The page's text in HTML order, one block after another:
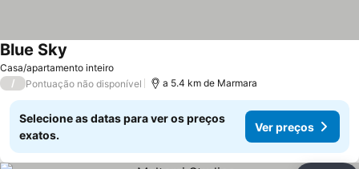
Casa/apartamento inteiro
Blue Sky
/ Pontuação não disponível a 5.4 km de Marmara
Selecione as datas para ver os preços
exatos.
Ver preços